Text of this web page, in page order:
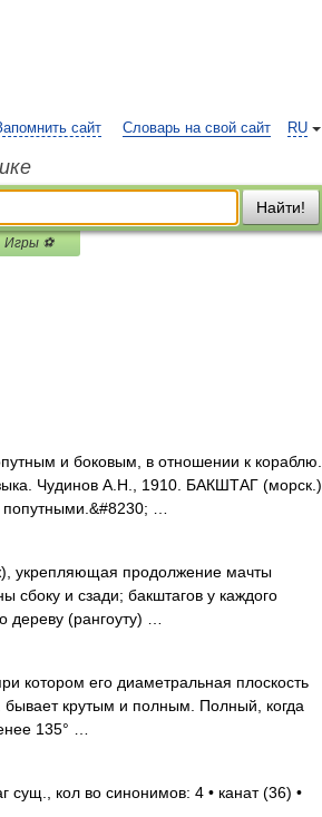
RU
сайт Словарь на свой сайт
Найти!
Игры ⚽
и боковым, в отношении к кораблю.
Чудинов А.Н., 1910. БАКШТАГ (морск.)
…
укрепляющая продолжение мачты
сбоку и сзади; бакштагов у каждого
(рангоуту) …
котором его диаметральная плоскость
бывает крутым и полным. Полный, когда
135° …
сущ., кол во синонимов: 4 • канат (36) •